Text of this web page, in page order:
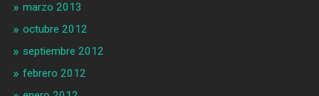
marzo 2013
octubre 2012
septiembre 2012
febrero 2012